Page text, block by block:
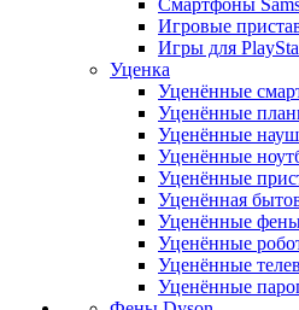
Смартфоны
Игровые
Игры для
Уценка
Уценённые
Уценённые
Уценённые
Уценённые
Уценённые
Уценённая
Уценённые
Уценённые
Уценённые
Уценённые